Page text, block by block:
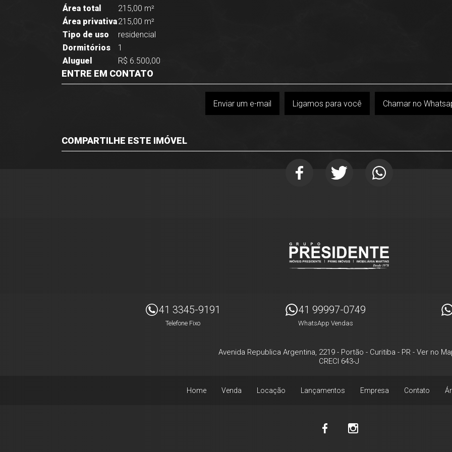
Área total
215,00 m²
Área privativa215,00 m²
Tipo de uso
residencial
Dormitórios
1
Aluguel
R$ 6.500,00
ENTRE EM CONTATO
Enviar um e-mail Ligamos para você Chamar no
COMPARTILHE ESTE IMÓVEL
41 3345-9191
Telefone Fixo
41 99997-0749
WhatsApp Vendas
Avenida Republica Argentina, 2219 - Portão - Curitiba - PR - Ver no
CRECI 643-J
Home Venda Locação Lançamentos Empresa Contato